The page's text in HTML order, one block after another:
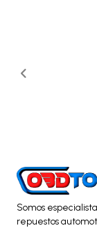
Somos
repuestos